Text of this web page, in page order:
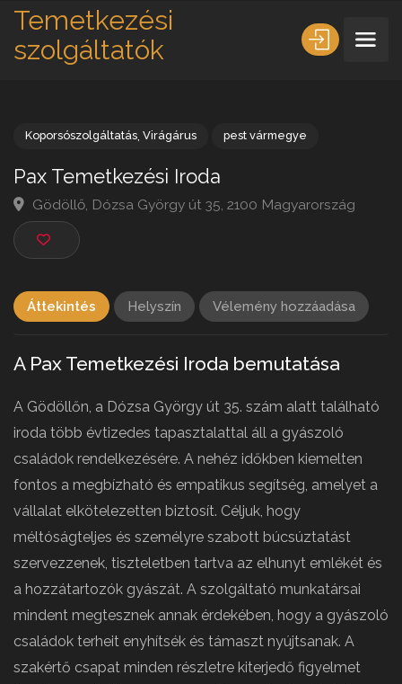
Temetkezési
szolgáltatók
Pax Temetkezési Iroda
Gödöllő, Dózsa György út 35, 2100 Magyarország
Áttekintés Helyszín Vélemény hozzáadása
A Pax Temetkezési Iroda bemutatása
A Gödöllőn, a Dózsa György út 35. szám alatt található
iroda több évtizedes tapasztalattal áll a gyászoló
családok rendelkezésére. A nehéz időkben kiemelten
fontos a megbízható és empatikus segítség, amelyet a
vállalat elkötelezetten biztosít. Céljuk, hogy
méltóságteljes és személyre szabott búcsúztatást
szervezzenek, tiszteletben tartva az elhunyt emlékét és
a hozzátartozók gyászát. A szolgáltató munkatársai
mindent megtesznek annak érdekében, hogy a gyászoló
családok terheit enyhítsék és támaszt nyújtsanak. A
szakértő csapat minden részletre kiterjedő figyelmet